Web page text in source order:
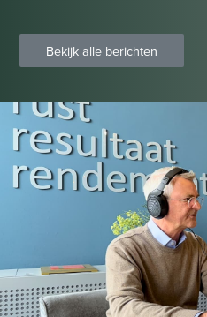
Bekijk alle berichten